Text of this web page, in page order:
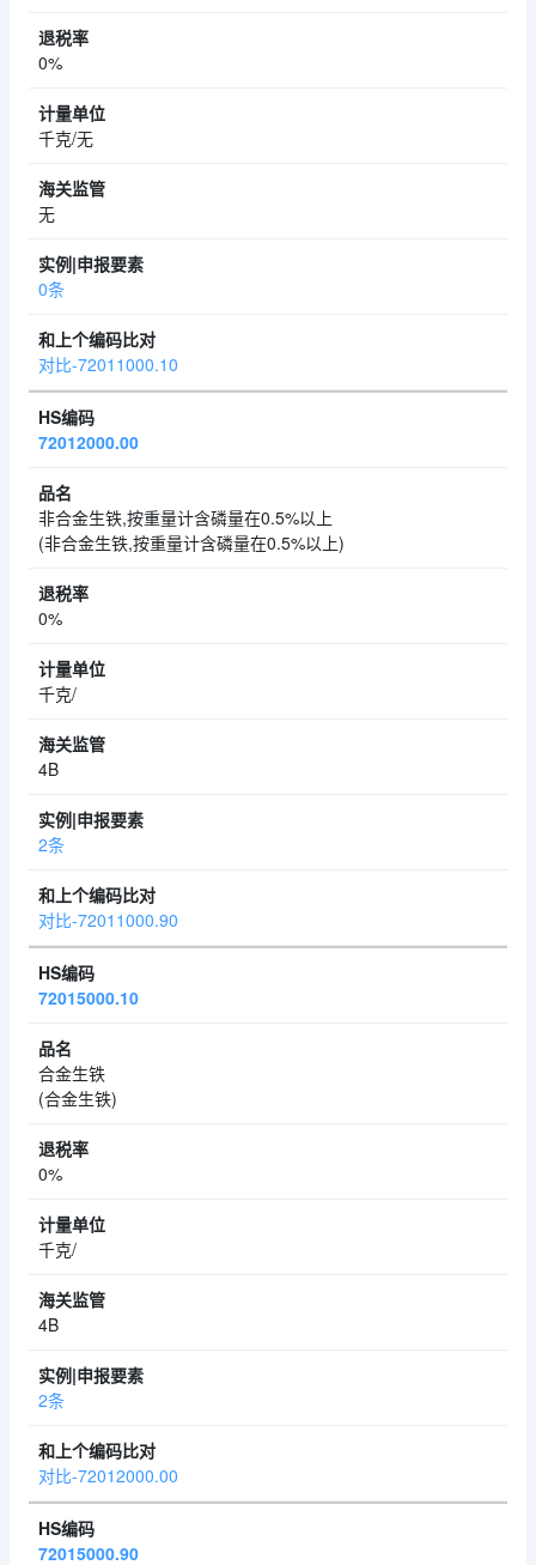
0%
千克/无
无
0条
对比-72011000.10
72012000.00
非合金生铁,按重量计含磷量在0.5%以上
(非合金生铁,按重量计含磷量在0.5%以上)
0%
千克/
4B
2条
对比-72011000.90
72015000.10
合金生铁
(合金生铁)
0%
千克/
4B
2条
对比-72012000.00
72015000.90